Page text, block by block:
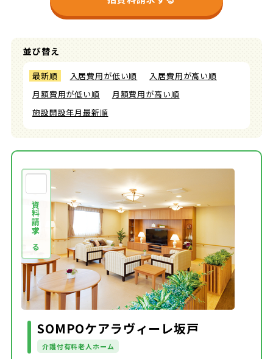
並び替え
最新順 入居費用が低い順
入居費用が高い順
月額費用が低い順
月額費用が高い順
施設開設年月最新順
資料請求する
SOMPOケアラヴィーレ坂戸
介護付有料老人ホーム